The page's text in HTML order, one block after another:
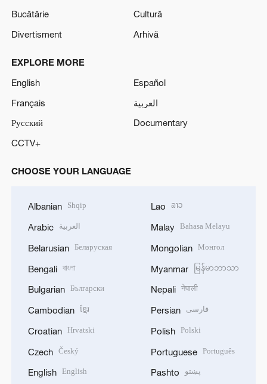
Bucătărie
Cultură
Divertisment
Arhivă
EXPLORE MORE
English
Español
Français
العربية
Русский
Documentary
CCTV+
CHOOSE YOUR LANGUAGE
Albanian Shqip
Arabic العربية
Belarusian Беларуская
Bengali বাংলা
Bulgarian Български
Cambodian ខ្មែរ
Croatian Hrvatski
Czech Český
English English
Lao ລາວ
Malay Bahasa Melayu
Mongolian Монгол
Myanmar မြန်မာဘာသာ
Nepali नेपाली
Persian فارسی
Polish Polski
Portuguese Português
Pashto پښتو